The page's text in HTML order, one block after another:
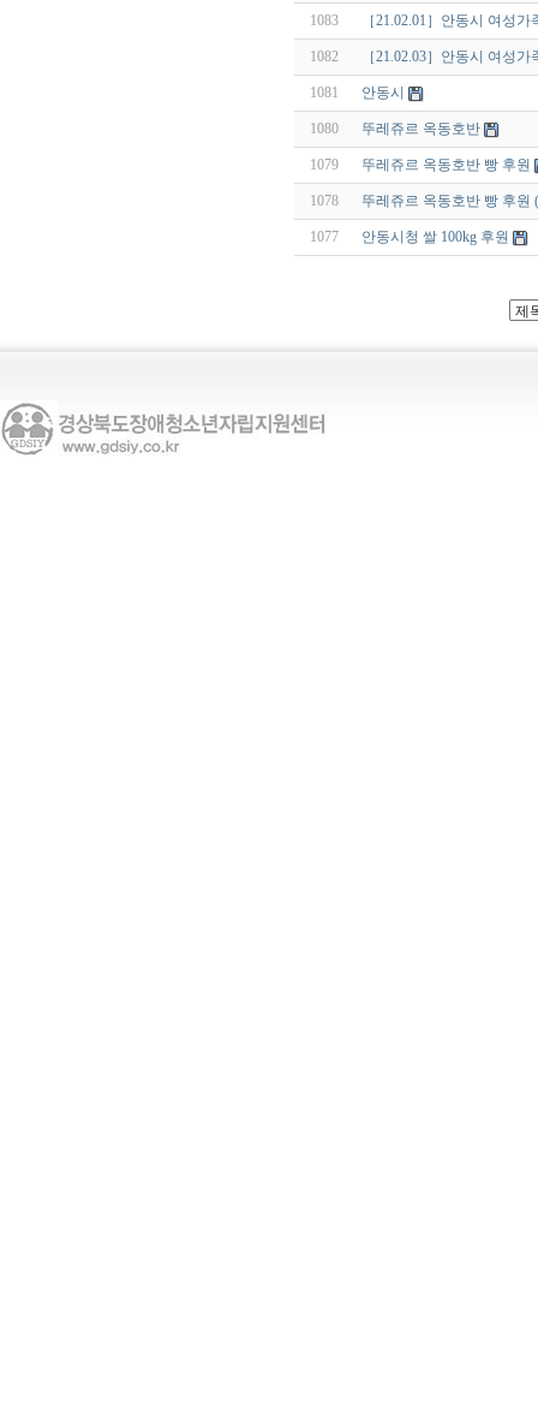
1083 ［21.02.01］안동시 여성가
1082 ［21.02.03］안동시 여성가
1081 안동시
1080 뚜레쥬르 옥동호반
1079 뚜레쥬르 옥동호반 빵 후원
1078 뚜레쥬르 옥동호반 빵 후원
1077 안동시청 쌀 100kg 후원